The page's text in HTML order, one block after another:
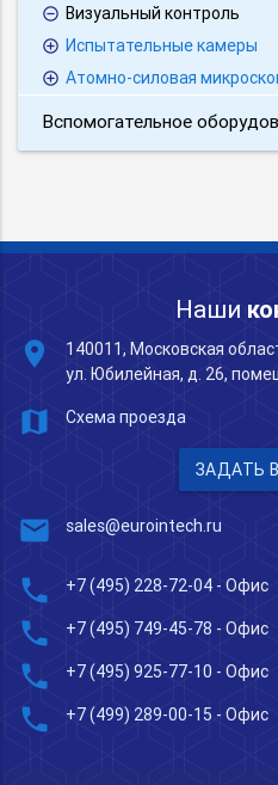
Визуальный контроль
Испытательные камеры
Атомно-силовая
Вспомогательное
Наши
place
140011, Московская
ул. Юбилейная, д. 26,
map Схема проезда
ЗАДАТЬ
mail sales@eurointech.ru
phone +7 (495) 228-72-04 - Офис
phone +7 (495) 749-45-78 - Офис
phone +7 (495) 925-77-10 - Офис
phone +7 (499) 289-00-15 - Офис